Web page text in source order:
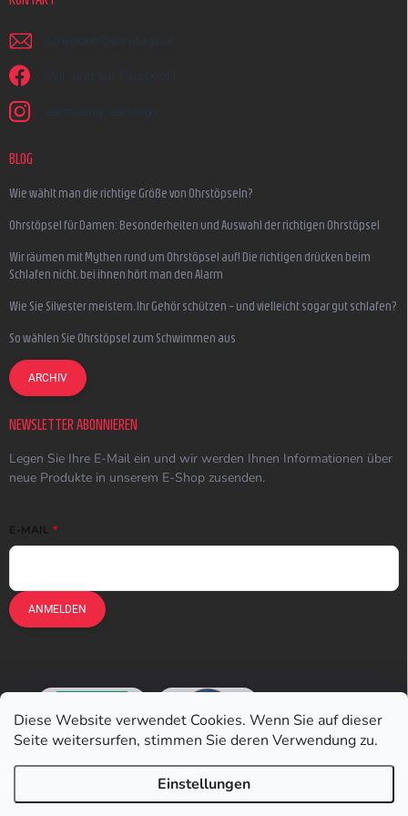
Diese Website verwendet Cookies. Wenn Sie auf dieser
Seite weitersurfen, stimmen Sie deren Verwendung zu.
Einstellungen
schreiben @ earplugs.at
Wir sind auf Facebook!
earmazing_earplugs
BLOG
Wie wählt man die richtige Größe von Ohrstöpseln?
Ohrstöpsel für Damen: Besonderheiten und Auswahl der richtigen Ohrstöpsel
Wir räumen mit Mythen rund um Ohrstöpsel auf! Die richtigen drücken beim
Schlafen nicht, bei ihnen hört man den Alarm
Wie Sie Silvester meistern, Ihr Gehör schützen – und vielleicht sogar gut schlafen?
So wählen Sie Ohrstöpsel zum Schwimmen aus
ARCHIV
NEWSLETTER ABONNIEREN
Legen Sie Ihre E-Mail ein und wir werden Ihnen Informationen über
neue Produkte in unserem E-Shop zusenden.
E-MAIL
ANMELDEN